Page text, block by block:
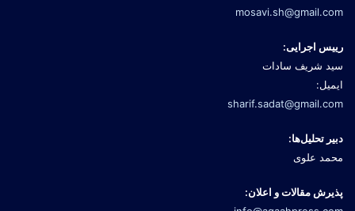
mosavi.sh@gmail.com
رییس اجرایی:
سید شریف سادات
ایمیل:
sharif.sadat@gmail.com
دبیر تحلیل‌ها:
محمد علوی
پذیرش مقالات و اعلان: